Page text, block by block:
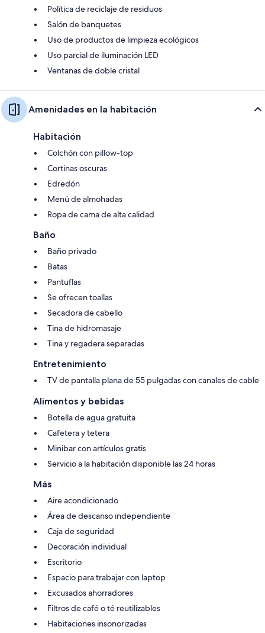
Política de reciclaje de residuos
Salón de banquetes
Uso de productos de limpieza ecológicos
Uso parcial de iluminación LED
Ventanas de doble cristal
Amenidades en la habitación
Habitación
Colchón con pillow-top
Cortinas oscuras
Edredón
Menú de almohadas
Ropa de cama de alta calidad
Baño
Baño privado
Batas
Pantuflas
Se ofrecen toallas
Secadora de cabello
Tina de hidromasaje
Tina y regadera separadas
Entretenimiento
TV de pantalla plana de 55 pulgadas con canales de cable
Alimentos y bebidas
Botella de agua gratuita
Cafetera y tetera
Minibar con artículos gratis
Servicio a la habitación disponible las 24 horas
Más
Aire acondicionado
Área de descanso independiente
Caja de seguridad
Decoración individual
Escritorio
Espacio para trabajar con laptop
Excusados ahorradores
Filtros de café o té reutilizables
Habitaciones insonorizadas